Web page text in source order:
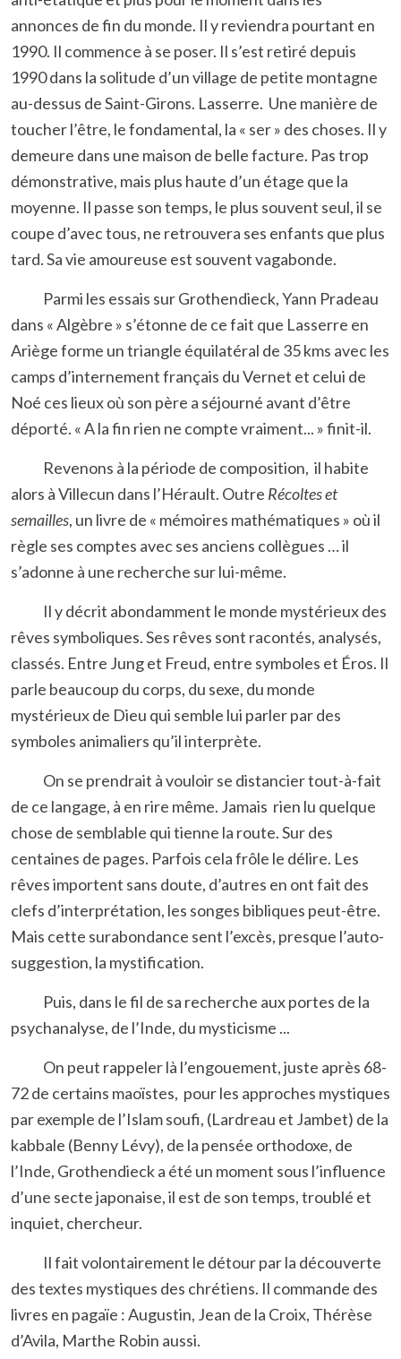
annonces de fin du monde. Il y reviendra pourtant en
1990. Il commence à se poser. Il s’est retiré depuis
1990 dans la solitude d’un village de petite montagne
au-dessus de Saint-Girons. Lasserre. Une manière de
toucher l’être, le fondamental, la « ser » des choses. Il y
demeure dans une maison de belle facture. Pas trop
démonstrative, mais plus haute d’un étage que la
moyenne. Il passe son temps, le plus souvent seul, il se
coupe d’avec tous, ne retrouvera ses enfants que plus
tard. Sa vie amoureuse est souvent vagabonde.
Parmi les essais sur Grothendieck, Yann Pradeau
dans « Algèbre » s’étonne de ce fait que Lasserre en
Ariège forme un triangle équilatéral de 35 kms avec les
camps d’internement français du Vernet et celui de
Noé ces lieux où son père a séjourné avant d’être
déporté. « A la fin rien ne compte vraiment... » finit-il.
Revenons à la période de composition, il habite
alors à Villecun dans l’Hérault. Outre Récoltes et
semailles, un livre de « mémoires mathématiques » où il
règle ses comptes avec ses anciens collègues … il
s’adonne à une recherche sur lui-même.
Il y décrit abondamment le monde mystérieux des
rêves symboliques. Ses rêves sont racontés, analysés,
classés. Entre Jung et Freud, entre symboles et Éros. Il
parle beaucoup du corps, du sexe, du monde
mystérieux de Dieu qui semble lui parler par des
symboles animaliers qu’il interprète.
On se prendrait à vouloir se distancier tout-à-fait
de ce langage, à en rire même. Jamais rien lu quelque
chose de semblable qui tienne la route. Sur des
centaines de pages. Parfois cela frôle le délire. Les
rêves importent sans doute, d’autres en ont fait des
clefs d’interprétation, les songes bibliques peut-être.
Mais cette surabondance sent l’excès, presque l’auto-
suggestion, la mystification.
Puis, dans le fil de sa recherche aux portes de la
psychanalyse, de l’Inde, du mysticisme ...
On peut rappeler là l’engouement, juste après 68-
72 de certains maoïstes, pour les approches mystiques
par exemple de l’Islam soufi, (Lardreau et Jambet) de la
kabbale (Benny Lévy), de la pensée orthodoxe, de
l’Inde, Grothendieck a été un moment sous l’influence
d’une secte japonaise, il est de son temps, troublé et
inquiet, chercheur.
Il fait volontairement le détour par la découverte
des textes mystiques des chrétiens. Il commande des
livres en pagaïe : Augustin, Jean de la Croix, Thérèse
d’Avila, Marthe Robin aussi.